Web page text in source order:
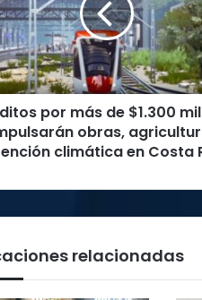
por más de $1.300
obras,
climática en Costa
relacionadas